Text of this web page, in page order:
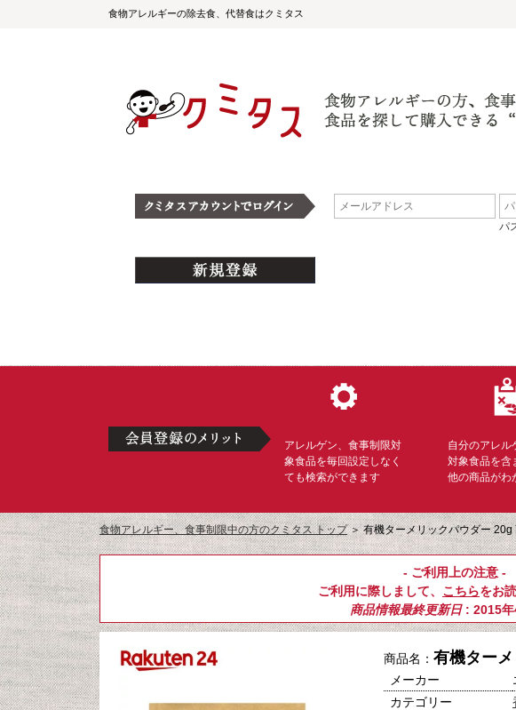
食物アレルギーの除去食、代替食はクミタス
パ
アレルゲン、食事制限対
象食品を毎回設定しなく
ても検索ができます
自分のアレル
対象食品を含
他の商品がわ
食物アレルギー、食事制限中の方のクミタス トップ＞有機ターメリックパウダー 20g
- ご利用上の注意 -
ご利用に際しまして、 こちらをお
商品情報最終更新日: 2015年
商品名： 有機ター
メーカー
カテゴリー